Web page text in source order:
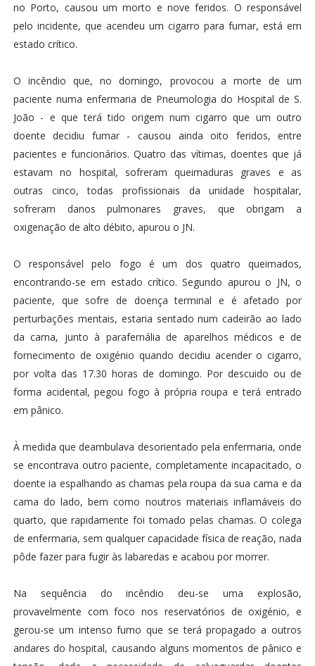
no Porto, causou um morto e nove feridos. O responsável
pelo incidente, que acendeu um cigarro para fumar, está em
estado crítico.
O incêndio que, no domingo, provocou a morte de um
paciente numa enfermaria de Pneumologia do Hospital de S.
João - e que terá tido origem num cigarro que um outro
doente decidiu fumar - causou ainda oito feridos, entre
pacientes e funcionários. Quatro das vítimas, doentes que já
estavam no hospital, sofreram queimaduras graves e as
outras cinco, todas profissionais da unidade hospitalar,
sofreram danos pulmonares graves, que obrigam a
oxigenação de alto débito, apurou o JN.
O responsável pelo fogo é um dos quatro queimados,
encontrando-se em estado crítico. Segundo apurou o JN, o
paciente, que sofre de doença terminal e é afetado por
perturbações mentais, estaria sentado num cadeirão ao lado
da cama, junto à parafernália de aparelhos médicos e de
fornecimento de oxigénio quando decidiu acender o cigarro,
por volta das 17.30 horas de domingo. Por descuido ou de
forma acidental, pegou fogo à própria roupa e terá entrado
em pânico.
À medida que deambulava desorientado pela enfermaria, onde
se encontrava outro paciente, completamente incapacitado, o
doente ia espalhando as chamas pela roupa da sua cama e da
cama do lado, bem como noutros materiais inflamáveis do
quarto, que rapidamente foi tomado pelas chamas. O colega
de enfermaria, sem qualquer capacidade física de reação, nada
pôde fazer para fugir às labaredas e acabou por morrer.
Na sequência do incêndio deu-se uma explosão,
provavelmente com foco nos reservatórios de oxigénio, e
gerou-se um intenso fumo que se terá propagado a outros
andares do hospital, causando alguns momentos de pânico e